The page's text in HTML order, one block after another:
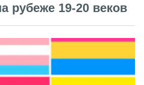
рубеже 19-20 веков